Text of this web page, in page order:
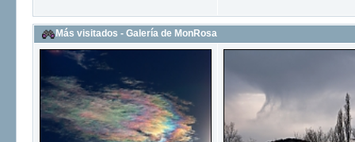
Más visitados - Galería de MonRosa